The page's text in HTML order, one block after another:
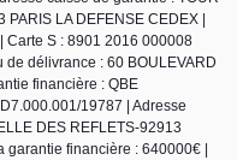
LA DEFENSE CEDEX |
Carte S : 8901 2016 000008
délivrance : 60 BOULEVARD
financière : QBE
19787 | Adresse
DES REFLETS-92913
garantie financière : 640000€ |